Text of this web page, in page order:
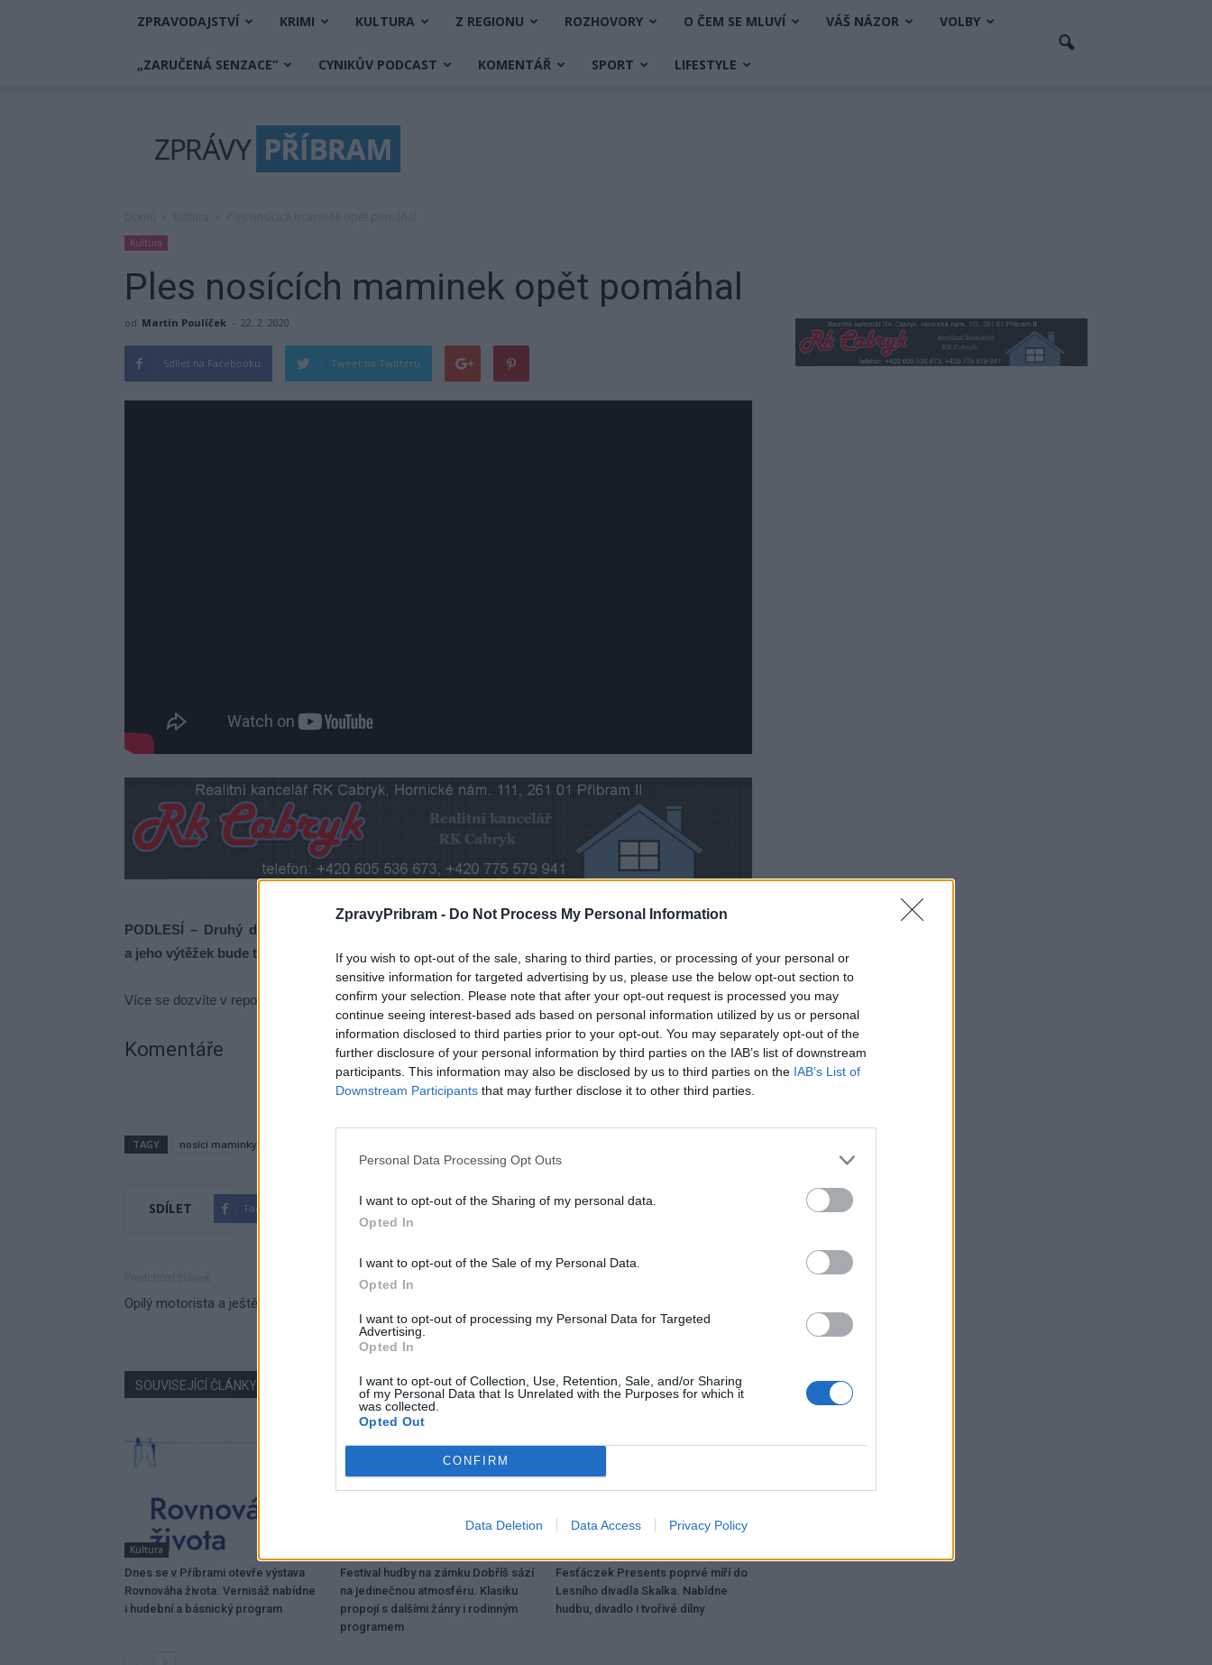
ZpravyPribram - Do Not Process My Personal Information
If you wish to opt-out of the sale, sharing to third parties, or processing of your personal or
sensitive information for targeted advertising by us, please use the below opt-out section to
confirm your selection. Please note that after your opt-out request is processed you may
continue seeing interest-based ads based on personal information utilized by us or personal
information disclosed to third parties prior to your opt-out. You may separately opt-out of the
further disclosure of your personal information by third parties on the IAB’s list of downstream
participants. This information may also be disclosed by us to third parties on the IAB’s List of
Downstream Participants that may further disclose it to other third parties.
Personal Data Processing Opt Outs
I want to opt-out of the Sharing of my personal data.
Opted In
I want to opt-out of the Sale of my Personal Data.
Opted In
I want to opt-out of processing my Personal Data for Targeted
Advertising.
Opted In
I want to opt-out of Collection, Use, Retention, Sale, and/or Sharing
of my Personal Data that Is Unrelated with the Purposes for which it
was collected.
Opted Out
CONFIRM
Data Deletion Data Access Privacy Policy
ZPRAVODAJSTVÍ KRIMI KULTURA Z REGIONU ROZHOVORY O ČEM SE MLUVÍ VÁŠ NÁZOR VOLBY
„ZARUČENÁ SENZACE“ CYNIKŮV PODCAST KOMENTÁŘ SPORT LIFESTYLE
Příbram
Kultura
Ples nosících maminek opět pomáhal
od Martin Poulíček - 22. 2. 2020
Sdílet na Facebooku Tweet na Twitteru
PODLESÍ – Druhý dobročinný nosící ples se uskutečnil v sobotu 15. února v Pivovaru Podlesí
a jeho výtěžek bude tentokrát pomáhat malému Maximkovi.
Více se dozvíte v reportáži.
Komentáře
TAGY nosící maminky
SDÍLET Facebook Twitter
Opilý motorista a ještě se zákazem řízení
slavnostní otevření
SOUVISEJÍCÍ ČLÁNKY VÍCE OD AUTORA
Kultura
Dnes se v Příbrami otevře výstava
Rovnováha života. Vernisáž nabídne
i hudební a básnický program
Festival hudby na zámku Dobříš sází
na jedinečnou atmosféru. Klasiku
propojí s dalšími žánry i rodinným
programem
Fesťáczek Presents poprvé míří do
Lesního divadla Skalka. Nabídne
hudbu, divadlo i tvořivé dílny